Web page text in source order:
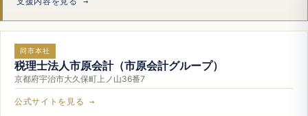
同市本社
税理士法人市原会計（市原会計グループ）
京都府宇治市大久保町上ノ山36番7
公式サイトを見る →